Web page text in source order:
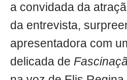
a convidada da
da entrevista,
apresentadora com
delicada de